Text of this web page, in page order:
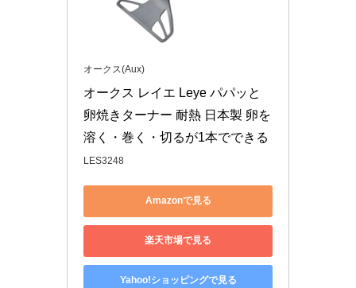
オークス(Aux)
オークス レイエ Leye パパッと
卵焼きターナー 耐熱 日本製 卵を
溶く・巻く・切るが1本でできる
LES3248
Amazonで見る
楽天市場で見る
Yahoo!ショッピングで見る